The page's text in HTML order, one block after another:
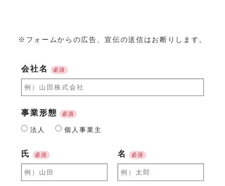
※フォームからの広告、宣伝の送信はお断りします。
会社名 必須
事業形態 必須
法人 個人事業主
氏 必須 名 必須